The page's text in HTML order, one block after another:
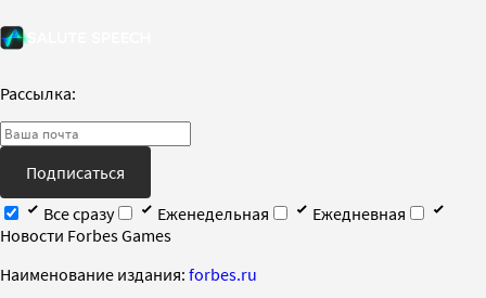
Рассылка:
Подписаться
Все сразу
Еженедельная
Ежедневная
Новости Forbes Games
Наименование издания: forbes.ru